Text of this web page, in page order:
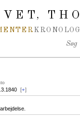
,
Søg
[+]